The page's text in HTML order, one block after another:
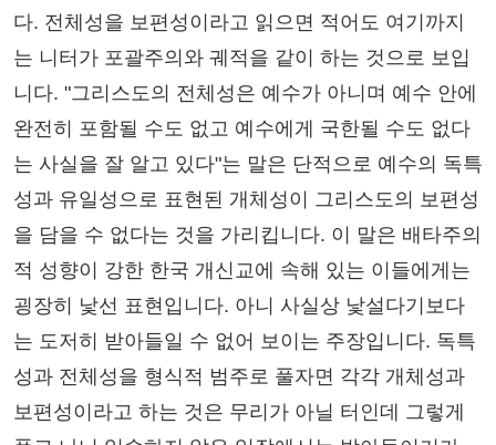
다. 전체성을 보편성이라고 읽으면 적어도 여기까지
는 니터가 포괄주의와 궤적을 같이 하는 것으로 보입
니다. "그리스도의 전체성은 예수가 아니며 예수 안에
완전히 포함될 수도 없고 예수에게 국한될 수도 없다
는 사실을 잘 알고 있다"는 말은 단적으로 예수의 독특
성과 유일성으로 표현된 개체성이 그리스도의 보편성
을 담을 수 없다는 것을 가리킵니다. 이 말은 배타주의
적 성향이 강한 한국 개신교에 속해 있는 이들에게는
굉장히 낯선 표현입니다. 아니 사실상 낯설다기보다
는 도저히 받아들일 수 없어 보이는 주장입니다. 독특
성과 전체성을 형식적 범주로 풀자면 각각 개체성과
보편성이라고 하는 것은 무리가 아닐 터인데 그렇게